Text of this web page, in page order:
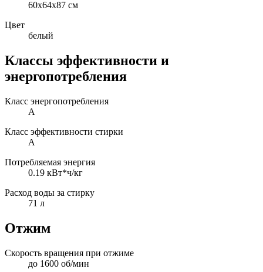
60x64x87 см
Цвет
белый
Классы эффективности и
энергопотребления
Класс энергопотребления
A
Класс эффективности стирки
A
Потребляемая энергия
0.19 кВт*ч/кг
Расход воды за стирку
71 л
Отжим
Скорость вращения при отжиме
до 1600 об/мин